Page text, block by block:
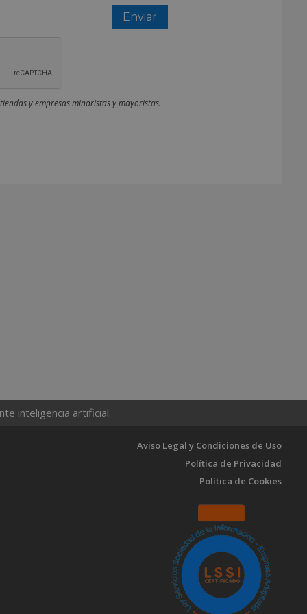
y empresas minoristas y mayoristas.
inteligencia artificial.
Aviso Legal y Condiciones de Uso
Política de Privacidad
Política de Cookies